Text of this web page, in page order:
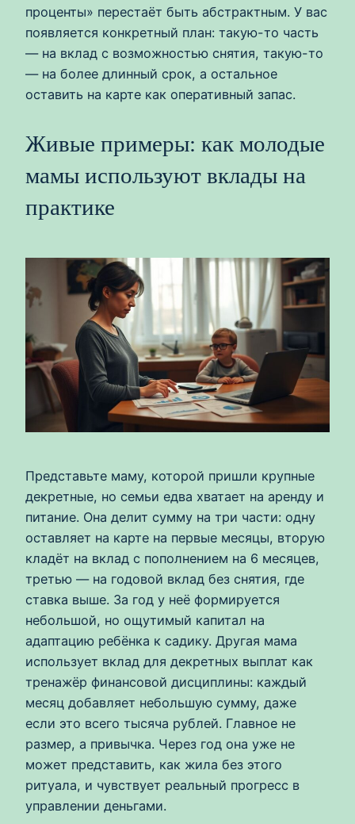
проценты» перестаёт быть абстрактным. У вас
появляется конкретный план: такую-то часть
— на вклад с возможностью снятия, такую-то
— на более длинный срок, а остальное
оставить на карте как оперативный запас.
Живые примеры: как молодые
мамы используют вклады на
практике
Представьте маму, которой пришли крупные
декретные, но семьи едва хватает на аренду и
питание. Она делит сумму на три части: одну
оставляет на карте на первые месяцы, вторую
кладёт на вклад с пополнением на 6 месяцев,
третью — на годовой вклад без снятия, где
ставка выше. За год у неё формируется
небольшой, но ощутимый капитал на
адаптацию ребёнка к садику. Другая мама
использует вклад для декретных выплат как
тренажёр финансовой дисциплины: каждый
месяц добавляет небольшую сумму, даже
если это всего тысяча рублей. Главное не
размер, а привычка. Через год она уже не
может представить, как жила без этого
ритуала, и чувствует реальный прогресс в
управлении деньгами.